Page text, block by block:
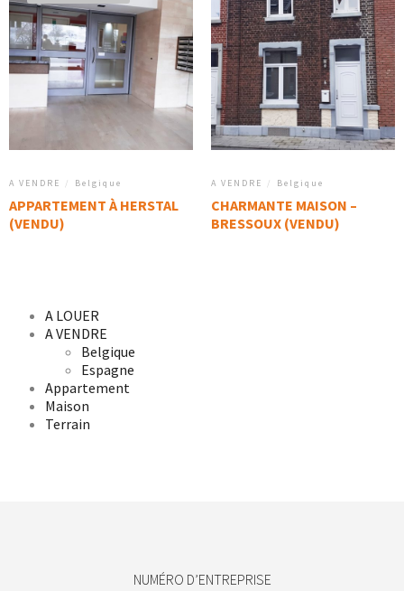
A VENDRE / Belgique
APPARTEMENT À HERSTAL
(VENDU)
A VENDRE / Belgique
CHARMANTE MAISON –
BRESSOUX (VENDU)
A LOUER
A VENDRE
Belgique
Espagne
Appartement
Maison
Terrain
NUMÉRO D’ENTREPRISE